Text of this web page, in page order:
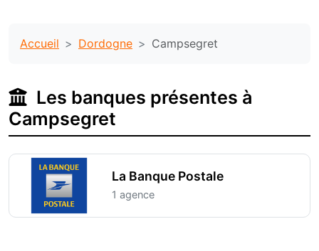
Accueil Dordogne Campsegret
Les banques présentes à
Campsegret
La Banque Postale
1 agence